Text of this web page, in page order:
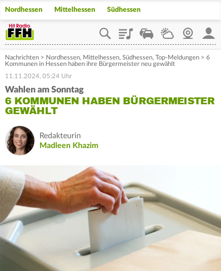
Nordhessen Mittelhessen Südhessen
PlaylistStaupilotWetterWebcam
Nachrichten > Nordhessen, Mittelhessen, Südhessen, Top-Meldungen > 6
Kommunen in Hessen haben ihre Bürgermeister neu gewählt
11.11.2024, 05:24 Uhr
Wahlen am Sonntag
6 KOMMUNEN HABEN BÜRGERMEISTER
GEWÄHLT
Redakteurin
Madleen Khazim